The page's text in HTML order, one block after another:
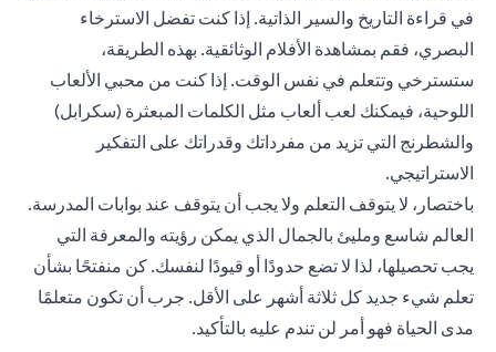
في قراءة التاريخ والسير الذاتية. إذا كنت تفضل الاسترخاء
البصري، فقم بمشاهدة الأفلام الوثائقية. بهذه الطريقة،
ستسترخي وتتعلم في نفس الوقت. إذا كنت من محبي الألعاب
اللوحية، فيمكنك لعب ألعاب مثل الكلمات المبعثرة (سكرابل)
والشطرنج التي تزيد من مفرداتك وقدراتك على التفكير
الاستراتيجي.
باختصار، لا يتوقف التعلم ولا يجب أن يتوقف عند بوابات المدرسة.
العالم شاسع ومليئ بالجمال الذي يمكن رؤيته والمعرفة التي
يجب تحصيلها، لذا لا تضع حدودًا أو قيودًا لنفسك. كن منفتحًا بشأن
تعلم شيء جديد كل ثلاثة أشهر على الأقل. جرب أن تكون متعلمًا
مدى الحياة فهو أمر لن تندم عليه بالتأكيد.